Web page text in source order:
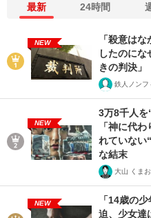
最新 24時間
NEW
「殺意は
したのに
きの判決」
鉄人ノンフ
NEW
3万8千人
「神に代
れていない
な結末
大山 くまお
NEW
「14歳の
迫、少女達